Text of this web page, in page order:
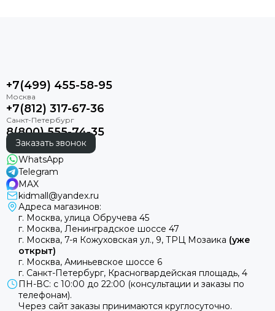
+7(499) 455-58-95
+7(812) 317-67-36
8(800) 555-74-35
Заказать звонок
WhatsApp
Telegram
MAX
kidmall@yandex.ru
Адреса магазинов:
г. Москва, улица Обручева 45
г. Москва, Ленинградское шоссе 47
г. Москва, 7-я Кожуховская ул., 9, ТРЦ Мозаика (уже
открыт)
г. Москва, Аминьевское шоссе 6
г. Санкт-Петербург, Красногвардейская площадь, 4
ПН-ВС: с 10:00 до 22:00 (консультации и заказы по
телефонам).
Через сайт заказы принимаются круглосуточно.